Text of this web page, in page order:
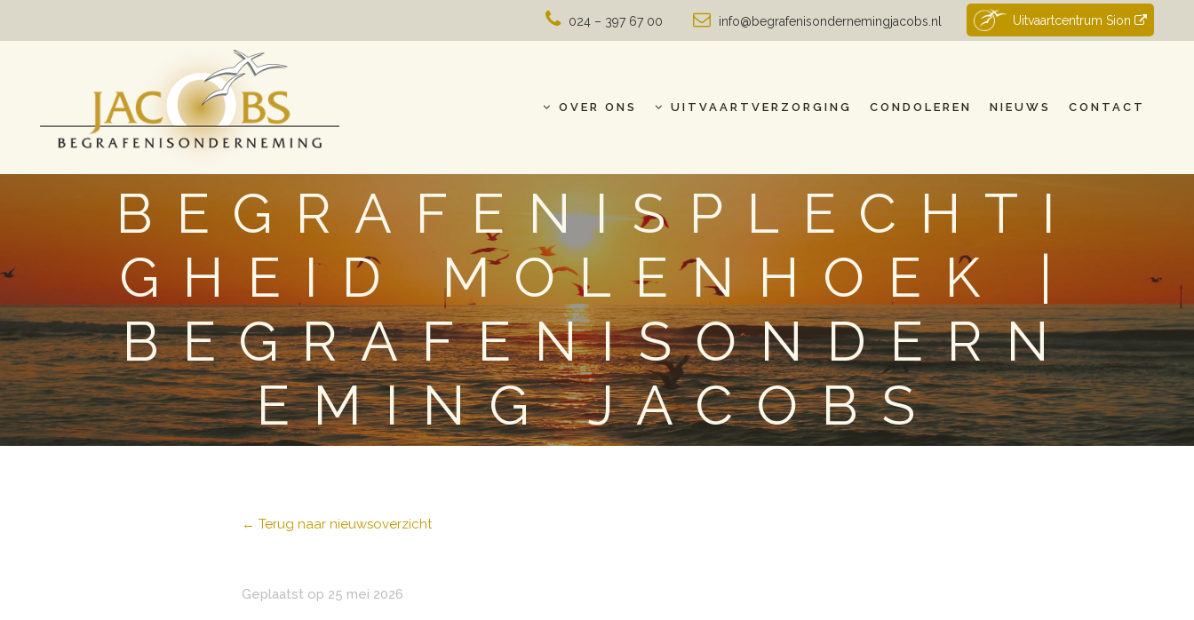
024 – 397 67 00 info@begrafenisondernemingjacobs.nl Uitvaartcentrum Sion
OVER ONS UITVAARTVERZORGING CONDOLEREN NIEUWS CONTACT
BEGRAFENISPLECHTI
GHEID MOLENHOEK |
BEGRAFENISONDERN
EMING JACOBS
← Terug naar nieuwsoverzicht
Geplaatst op 25 mei 2026